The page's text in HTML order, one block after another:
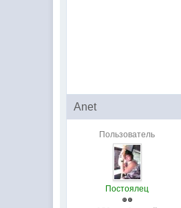
Anet
Пользователь
Постоялец